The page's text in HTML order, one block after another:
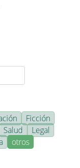
Ficción
Salud
Legal
otros